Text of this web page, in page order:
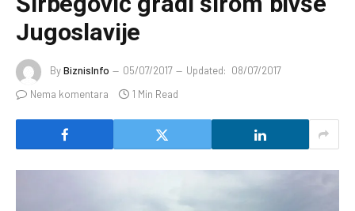
Jugoslavije
ByBiznisInfo 05/07/2017 Updated: 08/07/2017
Nema komentara
1 Min Read